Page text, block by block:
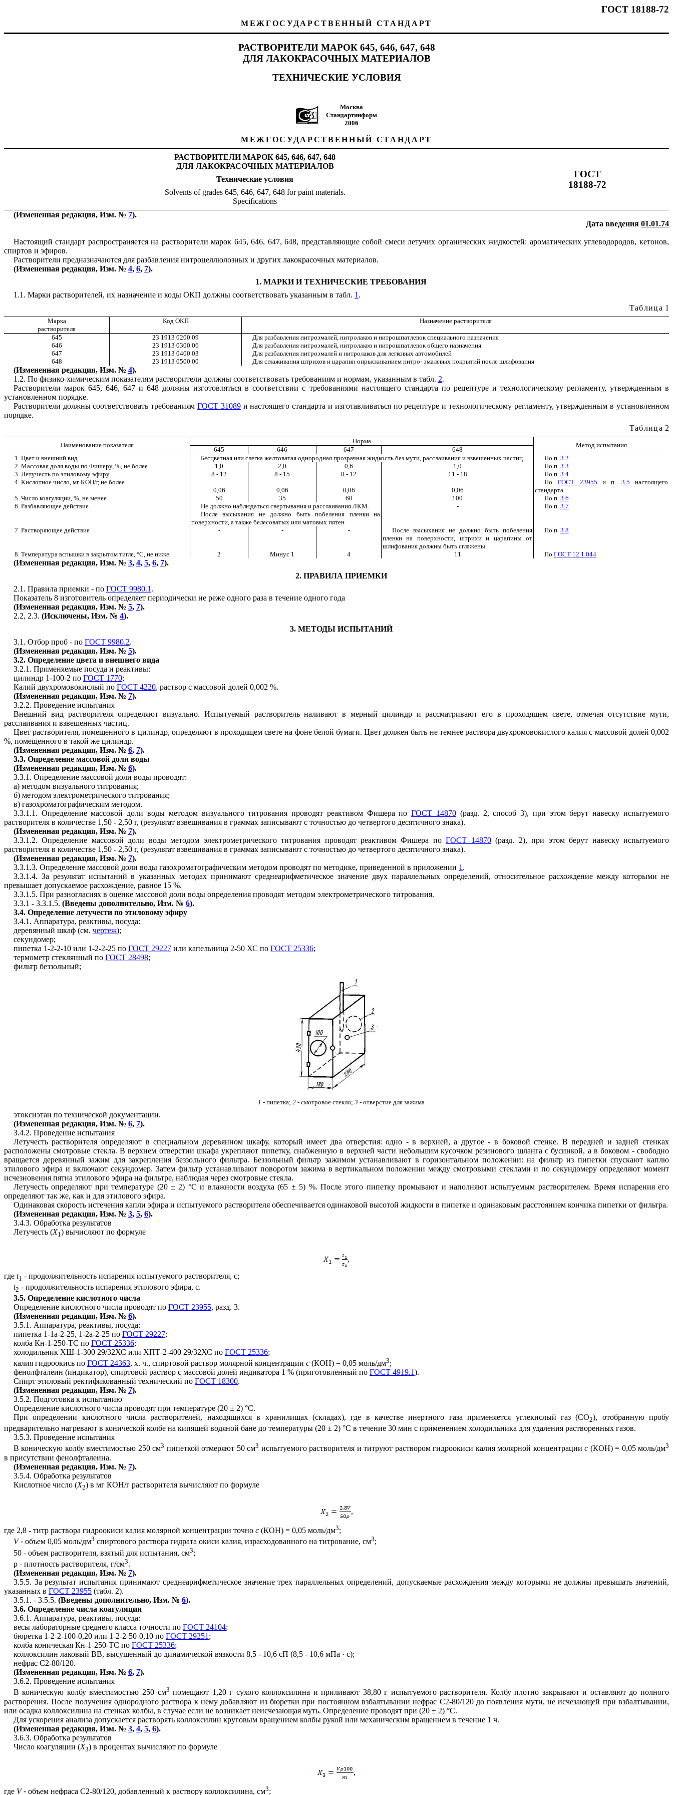
ГОСТ 18188-72
МЕЖГОСУДАРСТВЕННЫЙ СТАНДАРТ
РАСТВОРИТЕЛИ МАРОК 645, 646, 647, 648
ДЛЯ ЛАКОКРАСОЧНЫХ МАТЕРИАЛОВ
ТЕХНИЧЕСКИЕ УСЛОВИЯ
Москва
Стандартинформ
2006
МЕЖГОСУДАРСТВЕННЫЙ СТАНДАРТ
РАСТВОРИТЕЛИ МАРОК 645, 646, 647, 648
ДЛЯ ЛАКОКРАСОЧНЫХ МАТЕРИАЛОВ
Технические условия
Solvents of grades 645, 646, 647, 648 for paint materials.
Specifications
ГОСТ
18188-72
(Измененная редакция, Изм. № 7).
Дата введения 01.01.74
Настоящий стандарт распространяется на растворители марок 645, 646, 647, 648, представляющие собой смеси летучих органических жидкостей: ароматических углеводородов, кетонов,
спиртов и эфиров.
Растворители предназначаются для разбавления нитроцеллюлозных и других лакокрасочных материалов.
(Измененная редакция, Изм. № 4, 6, 7).
1. МАРКИ И ТЕХНИЧЕСКИЕ ТРЕБОВАНИЯ
1.1. Марки растворителей, их назначение и коды ОКП должны соответствовать указанным в табл. 1 .
Таблица 1
Марка
растворителя
Код ОКП Назначение растворителя
645 23 1913 0200 09
Для разбавления нитроэмалей, нитролаков и нитрошпатлевок специального назначения
646
23 1913 0300 06
Для разбавления нитроэмалей, нитролаков и нитрошпатлевок общего назначения
647
23 1913 0400 03
Для разбавления нитроэмалей и нитролаков для легковых автомобилей
648
23 1913 0500 00 Для сглаживания штрихов и царапин опрыскиванием нитро- эмалевых покрытий после шлифования
(Измененная редакция, Изм. № 4).
1.2. По физико-химическим показателям растворители должны соответствовать требованиям и нормам, указанным в табл. 2.
Растворители марок 645, 646, 647 и 648 должны изготовляться в соответствии с требованиями настоящего стандарта по рецептуре и технологическому регламенту, утвержденным в
установленном порядке.
Растворители должны соответствовать требованиямГОСТ 31089и настоящего стандарта и изготавливаться по рецептуре и технологическому регламенту, утвержденным в установленном
порядке.
Таблица 2
Наименование показателя
Норма
Метод испытания
645 646 647
648
1. Цвет и внешний вид
Бесцветная или слегка желтоватая однородная прозрачная жидкость без мути, расслаивания и взвешенных частиц По п. 3.2
2. Массовая доля воды по Фишеру, %, не более
1,0 2,0 0,6 1,0 По п. 3.3
3. Летучесть по этиловому эфиру
8 - 12 8 - 15 8 - 12 11 - 18 По п. 3.4
4. Кислотное число, мг КОН/г, не более
0,06
0,06 0,06 0,06
ПоГОСТ 23955 и п. 3.5 настоящего
стандарта
5. Число коагуляции, %, не менее
50 35 60 100 По п. 3.6
6. Разбавляющее действие
Не должно наблюдаться свертывания и расслаивания ЛКМ.
После высыхания не должно быть побеления пленки на
поверхности, а также белесоватых или матовых пятен
- По п. 3.7
7. Растворяющее действие - - -
После высыхания не должно быть побеления
пленки на поверхности, штрихи и царапины от
шлифования должны быть сглажены
По п. 3.8
8. Температура вспышки в закрытом тигле, °С, не ниже 2 Минус 1 4 11 По ГОСТ 12.1.044
(Измененная редакция, Изм. № 3, 4, 5, 6, 7).
2. ПРАВИЛА ПРИЕМКИ
2.1. Правила приемки - по ГОСТ 9980.1 .
Показатель 8 изготовитель определяет периодически не реже одного раза в течение одного года
(Измененная редакция, Изм. № 5, 7).
2.2, 2.3. (Исключены, Изм. № 4).
3. МЕТОДЫ ИСПЫТАНИЙ
3.1. Отбор проб - по ГОСТ 9980.2.
(Измененная редакция, Изм. № 5).
3.2. Определение цвета и внешнего вида
3.2.1. Применяемые посуда и реактивы:
цилиндр 1-100-2 по ГОСТ 1770;
Калий двухромовокислый по ГОСТ 4220, раствор с массовой долей 0,002 %.
(Измененная редакция, Изм. № 7).
3.2.2. Проведение испытания
Внешний вид растворителя определяют визуально. Испытуемый растворитель наливают в мерный цилиндр и рассматривают его в проходящем свете, отмечая отсутствие мути,
расслаивания и взвешенных частиц.
Цвет растворителя, помещенного в цилиндр, определяют в проходящем свете на фоне белой бумаги. Цвет должен быть не темнее раствора двухромовокислого калия с массовой долей 0,002
%, помещенного в такой же цилиндр.
(Измененная редакция, Изм. № 6, 7).
3.3. Определение массовой доли воды
(Измененная редакция, Изм. № 6).
3.3.1. Определение массовой доли воды проводят:
а) методом визуального титрования;
б) методом электрометрического титрования;
в) газохроматографическим методом.
3.3.1.1. Определение массовой доли воды методом визуального титрования проводят реактивом Фишера поГОСТ 14870 (разд. 2, способ 3), при этом берут навеску испытуемого
растворителя в количестве 1,50 - 2,50 г, (результат взвешивания в граммах записывают с точностью до четвертого десятичного знака).
(Измененная редакция, Изм. № 7).
3.3.1.2. Определение массовой доли воды методом электрометрического титрования проводят реактивом Фишера поГОСТ 14870(разд. 2), при этом берут навеску испытуемого
растворителя в количестве 1,50 - 2,50 г, (результат взвешивания в граммах записывают с точностью до четвертого десятичного знака).
(Измененная редакция, Изм. № 7).
3.3.1.3. Определение массовой доли воды газохроматографическим методом проводят по методике, приведенной в приложении 1 .
3.3.1.4. За результат испытаний в указанных методах принимают среднеарифметическое значение двух параллельных определений, относительное расхождение между которыми не
превышает допускаемое расхождение, равное 15 %.
3.3.1.5. При разногласиях в оценке массовой доли воды определения проводят методом электрометрического титрования.
3.3.1 - 3.3.1.5. (Введены дополнительно, Изм. № 6).
3.4. Определение летучести по этиловому эфиру
3.4.1. Аппаратура, реактивы, посуда:
деревянный шкаф (см. чертеж);
секундомер;
пипетка 1-2-2-10 или 1-2-2-25 по ГОСТ 29227или капельница 2-50 ХС по ГОСТ 25336;
термометр стеклянный по ГОСТ 28498;
фильтр беззольный;
1 - пипетка; 2- смотровое стекло; 3 - отверстие для зажима
этоксиэтан по технической документации.
(Измененная редакция, Изм. № 6, 7).
3.4.2. Проведение испытания
Летучесть растворителя определяют в специальном деревянном шкафу, который имеет два отверстия: одно - в верхней, а другое - в боковой стенке. В передней и задней стенках
расположены смотровые стекла. В верхнем отверстии шкафа укрепляют пипетку, снабженную в верхней части небольшим кусочком резинового шланга с бусинкой, а в боковом - свободно
вращается деревянный зажим для закрепления беззольного фильтра. Беззольный фильтр зажимом устанавливают в горизонтальном положении: на фильтр из пипетки спускают каплю
этилового эфира и включают секундомер. Затем фильтр устанавливают поворотом зажима в вертикальном положении между смотровыми стеклами и по секундомеру определяют момент
исчезновения пятна этилового эфира на фильтре, наблюдая через смотровые стекла.
Летучесть определяют при температуре (20 ± 2) °С и влажности воздуха (65 ± 5) %. После этого пипетку промывают и наполняют испытуемым растворителем. Время испарения его
определяют так же, как и для этилового эфира.
Одинаковая скорость истечения капли эфира и испытуемого растворителя обеспечивается одинаковой высотой жидкости в пипетке и одинаковым расстоянием кончика пипетки от фильтра.
(Измененная редакция, Изм. № 3, 5, 6).
3.4.3. Обработка результатов
Летучесть (X1) вычисляют по формуле
,
где t1 - продолжительность испарения испытуемого растворителя, с;
t2 - продолжительность испарения этилового эфира, с.
3.5. Определение кислотного числа
Определение кислотного числа проводят по ГОСТ 23955, разд. 3.
(Измененная редакция, Изм. № 6).
3.5.1. Аппаратура, реактивы, посуда:
пипетка 1-1а-2-25, 1-2а-2-25 по ГОСТ 29227;
колба Кн-1-250-ТС по ГОСТ 25336;
холодильник ХШ-1-300 29/32ХС или ХПТ-2-400 29/32ХС по ГОСТ 25336;
калия гидроокись по ГОСТ 24363, х. ч., спиртовой раствор молярной концентрации с(КОН) = 0,05 моль/дм3;
фенолфталеин (индикатор), спиртовой раствор с массовой долей индикатора 1 % (приготовленный по ГОСТ 4919.1).
Спирт этиловый ректификованный технический по ГОСТ 18300.
(Измененная редакция, Изм. № 7).
3.5.2. Подготовка к испытанию
Определение кислотного числа проводят при температуре (20 ± 2) °С.
При определении кислотного числа растворителей, находящихся в хранилищах (складах), где в качестве инертного газа применяется углекислый газ (СО2), отобранную пробу
предварительно нагревают в конической колбе на кипящей водяной бане до температуры (20 ± 2) °С в течение 30 мин с применением холодильника для удаления растворенных газов.
3.5.3. Проведение испытания
В коническую колбу вместимостью 250 см3 пипеткой отмеряют 50 см3 испытуемого растворителя и титруют раствором гидроокиси калия молярной концентрациис (КОН) = 0,05 моль/дм3
в присутствии фенолфталеина.
(Измененная редакция, Изм. № 7).
3.5.4. Обработка результатов
Кислотное число (X2) в мг КОН/г растворителя вычисляют по формуле
,
где 2,8 - титр раствора гидроокиси калия молярной концентрации точно с (КОН) = 0,05 моль/дм3;
V -объем 0,05 моль/дм3 спиртового раствора гидрата окиси калия, израсходованного на титрование, см3;
50 - объем растворителя, взятый для испытания, см3;
ρ - плотность растворителя, г/см3.
(Измененная редакция, Изм. № 7).
3.5.5. За результат испытания принимают среднеарифметическое значение трех параллельных определений, допускаемые расхождения между которыми не должны превышать значений,
указанных в ГОСТ 23955 (табл. 2).
3.5.1. - 3.5.5. (Введены дополнительно, Изм. № 6).
3.6. Определение числа коагуляции
3.6.1. Аппаратура, реактивы, посуда:
весы лабораторные среднего класса точности по ГОСТ 24104;
бюретка 1-2-2-100-0,20 или 1-2-2-50-0,10 по ГОСТ 29251 ;
колба коническая Кн-1-250-ТС по ГОСТ 25336;
коллоксилин лаковый ВВ, высушенный до динамической вязкости 8,5 - 10,6 сП (8,5 - 10,6 мПа · с);
нефрас С2-80/120.
(Измененная редакция, Изм. № 6, 7).
3.6.2. Проведение испытания
В коническую колбу вместимостью 250 см3 помещают 1,20 г сухого коллоксилина и приливают 38,80 г испытуемого растворителя. Колбу плотно закрывают и оставляют до полного
растворения. После получения однородного раствора к нему добавляют из бюретки при постоянном взбалтывании нефрас С2-80/120 до появления мути, не исчезающей при взбалтывании,
или осадка коллоксилина на стенках колбы, в случае если не возникает неисчезающая муть. Определение проводят при (20 ± 2) °С.
Для ускорения анализа допускается растворять коллоксилин круговым вращением колбы рукой или механическим вращением в течение 1 ч.
(Измененная редакция, Изм. № 3, 4, 5, 6).
3.6.3. Обработка результатов
Число коагуляции (X3) в процентах вычисляют по формуле
,
где V- объем нефраса С2-80/120, добавленный к раствору коллоксилина, см3;